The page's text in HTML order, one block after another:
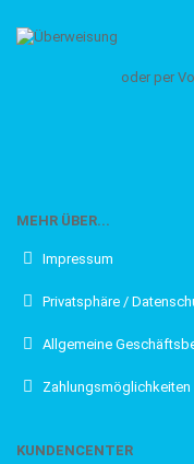
Bitte den
Die meisten der
verfügbar. Falls
möchten und dies
Buchverlag die
vorhandenen
genauere
Sie jeweils acht
oder per
MEHR ÜBER...
Impressum
Privatsphäre /
Allgemeine
Zahlungsmöglichkeiten
KUNDENCENTER